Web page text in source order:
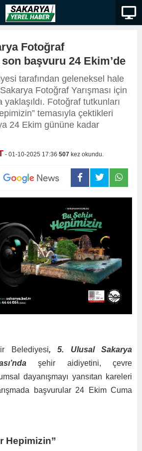
Fotoğraf
son başvuru 24 Ekim’de
tarafından geleneksel hale
Fotoğraf Yarışması için
Fotoğraf tutkunları
temasıyla çektikleri
24 Ekim gününe kadar
- 01-10-2025 17:36 507 kez okundu.
Belediyesi, 5. Ulusal Sakarya
şehir aidiyetini, çevre
dayanışmayı yansıtan kareleri
başvurular 24 Ekim Cuma
Hepimizin”